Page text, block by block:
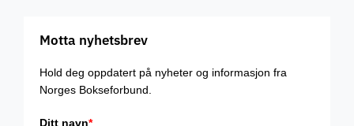
Motta nyhetsbrev
Hold deg oppdatert på nyheter og informasjon fra
Norges Bokseforbund.
Ditt navn*